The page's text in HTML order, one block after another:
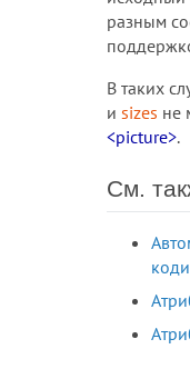
разным
В таких
и sizes не
<picture>.
См.